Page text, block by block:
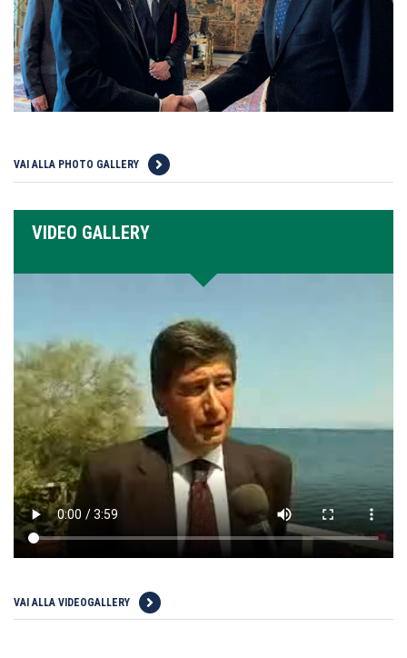
VAI ALLA PHOTO GALLERY
VIDEO GALLERY
VAI ALLA VIDEOGALLERY